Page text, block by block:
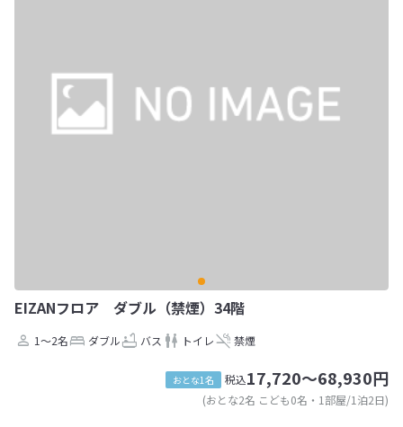
EIZANフロア ダブル（禁煙）34階
1～2名 ダブル バス トイレ 禁煙
おとな1名 税込17,720～68,930円
(おとな2名 こども0名・1部屋/1泊2日)